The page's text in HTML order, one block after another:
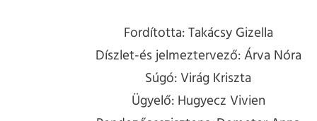
Fordította: Takácsy Gizella
Díszlet-és jelmeztervező: Árva Nóra
Súgó: Virág Kriszta
Ügyelő: Hugyecz Vivien